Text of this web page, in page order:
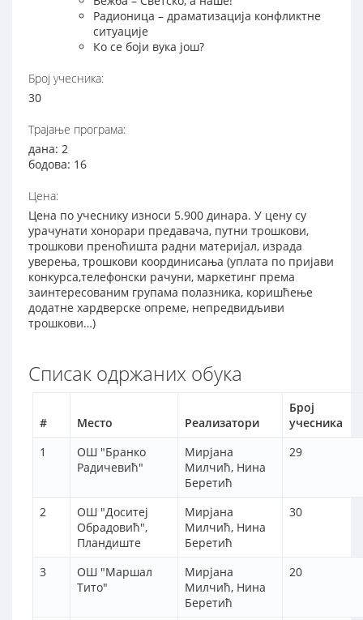
Радионица – драматизација конфликтне
ситуације
Ко се боји вука још?
Број учесника:
30
Трајање програма:
дана: 2
бодова: 16
Цена:
Цена по учеснику износи 5.900 динара. У цену су
урачунати хонорари предавача, путни трошкови,
трошкови преноћишта радни материјал, израда
уверења, трошкови координисања (уплата по пријави
конкурса,телефонски рачуни, маркетинг према
заинтересованим групама полазника, коришћење
додатне хардверске опреме, непредвидљиви
трошкови…)
Списак одржаних обука
# Место Реализатори
Број
учесника
1
ОШ "Бранко
Радичевић"
Мирјана
Милчић, Нина
Беретић
29
2
ОШ "Доситеј
Обрадовић",
Пландиште
Мирјана
Милчић, Нина
Беретић
30
3
ОШ "Маршал
Тито"
Мирјана
Милчић, Нина
Беретић
20